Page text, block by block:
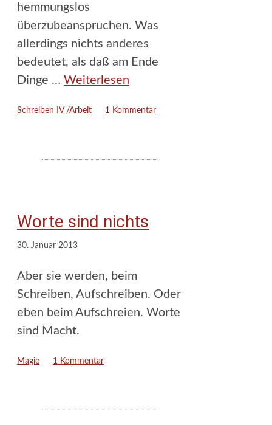
hemmungslos
überzubeanspruchen. Was
allerdings nichts anderes
bedeutet, als daß am Ende
Dinge … Weiterlesen
Kategorien
Schreiben IV /Arbeit 1 Kommentar
Worte sind nichts
30. Januar 2013
Aber sie werden, beim
Schreiben, Aufschreiben. Oder
eben beim Aufschreien. Worte
sind Macht.
Kategorien
Magie 1 Kommentar